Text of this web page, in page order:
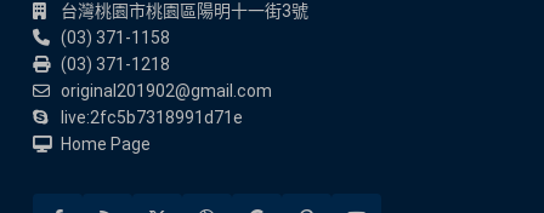
台灣桃園市桃園區陽明十一街3號
(03) 371-1158
(03) 371-1218
original201902@gmail.com
live:2fc5b7318991d71e
Home Page